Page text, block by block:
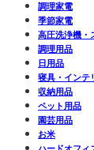
調理家電
季節家電
高圧洗浄機・
調理用品
日用品
寝具・インテ
収納用品
ペット用品
園芸用品
お米